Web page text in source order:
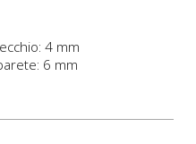
4 mm
6 mm